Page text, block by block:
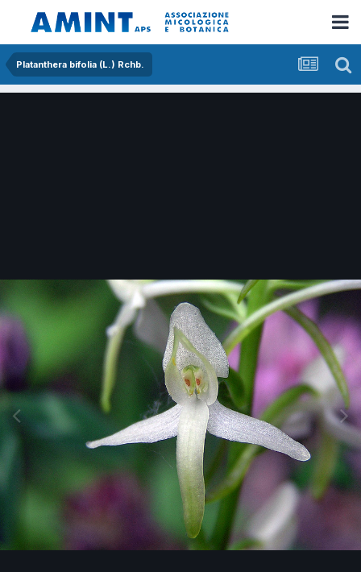
Platanthera bifolia (L.) Rchb.